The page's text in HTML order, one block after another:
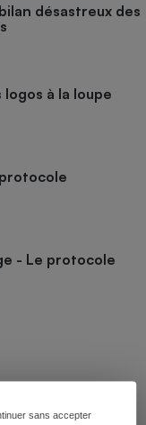
sans accepter
désastreux des
à la loupe
- Le protocole